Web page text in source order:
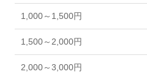
1,000～1,500円
1,500～2,000円
2,000～3,000円